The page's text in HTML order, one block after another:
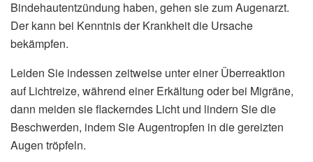
Bindehautentzündung haben, gehen sie zum Augenarzt.
Der kann bei Kenntnis der Krankheit die Ursache
bekämpfen.
Leiden Sie indessen zeitweise unter einer Überreaktion
auf Lichtreize, während einer Erkältung oder bei Migräne,
dann meiden sie flackerndes Licht und lindern Sie die
Beschwerden, indem Sie Augentropfen in die gereizten
Augen tröpfeln.